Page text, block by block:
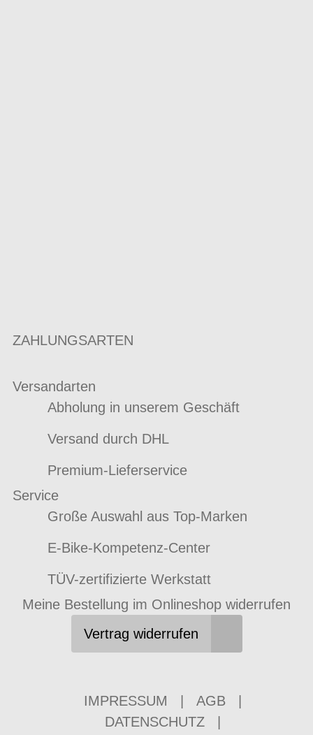
ZAHLUNGSARTEN
Versandarten
Abholung in unserem Geschäft
Versand durch DHL
Premium-Lieferservice
Service
Große Auswahl aus Top-Marken
E-Bike-Kompetenz-Center
TÜV-zertifizierte Werkstatt
Meine Bestellung im Onlineshop widerrufen
Vertrag widerrufen
IMPRESSUM AGB
DATENSCHUTZ